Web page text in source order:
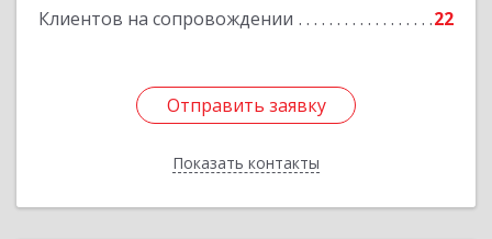
Клиентов на сопровождении 22
Отправить заявку
Показать контакты
Подробнее
Отправить заявку
Назад